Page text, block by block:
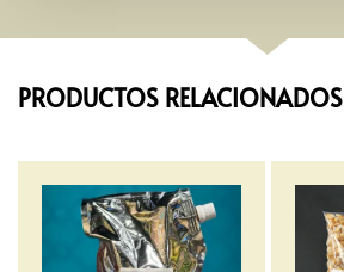
PRODUCTOS RELACIONADOS